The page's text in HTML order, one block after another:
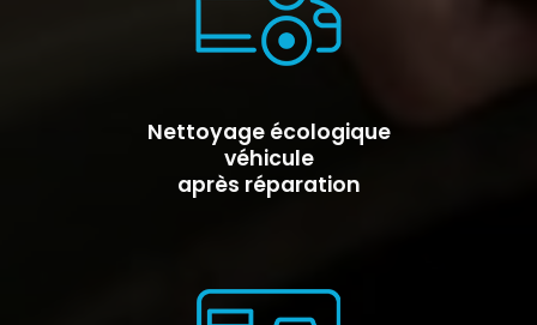
Nettoyage écologique
véhicule
après réparation